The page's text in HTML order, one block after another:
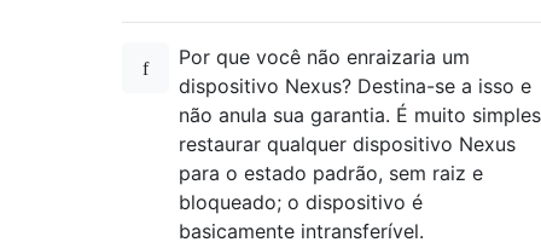
Por que você não enraizaria um
dispositivo Nexus? Destina-se a isso e
não anula sua garantia. É muito simples
restaurar qualquer dispositivo Nexus
para o estado padrão, sem raiz e
bloqueado; o dispositivo é
basicamente intransferível.